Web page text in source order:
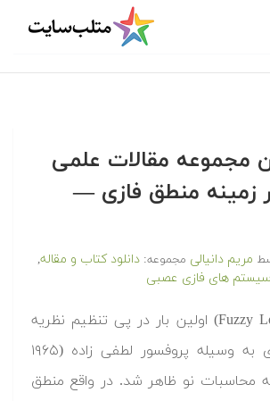
مجموعه مقالات علمی
زمینه منطق فازی —
مریم دانیالی مجموعه: دانلود کتاب و مقاله,
سیستم های فازی عصبی
منطق فازی (Fuzzy Logic) اولین بار در پی تنظیم نظریه
مجموعه‌های فازی به وسیله پروفسور لطفی زاده (۱۹۶۵
محاسبات نو ظاهر شد. در واقع منطق